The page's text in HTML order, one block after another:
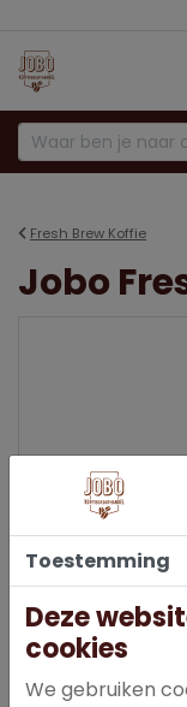
Fresh Brew Koffie
Jobo
Deze filter koffie is
Toestemming
Deze
cookies
We gebruiken